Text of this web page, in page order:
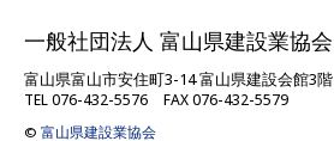
事）
一般社団法人 富山県建設業協会
富山県富山市安住町3-14 富山県建設会館3階
TEL 076-432-5576 FAX 076-432-5579
© 富山県建設業協会